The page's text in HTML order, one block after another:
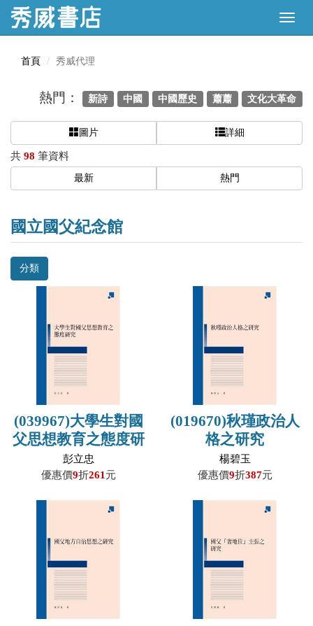
首頁 秀威代理
熱門： 新詩 中國 中國歷史 蕭蕭 文化大革命
圖片 詳細
共 98 筆資料
最新 熱門
國立國父紀念館
分類
(039967)大學生對國
父思想教育之態度研
究
彭立忠
優惠價9折261 元
(019670)秋瑾政治人
格之研究
楊碧玉
優惠價9折387元